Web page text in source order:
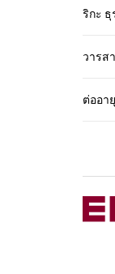
ริกะ ธุ
วารสา
ต่ออา